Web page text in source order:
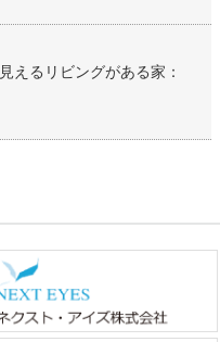
るリビングがある家：